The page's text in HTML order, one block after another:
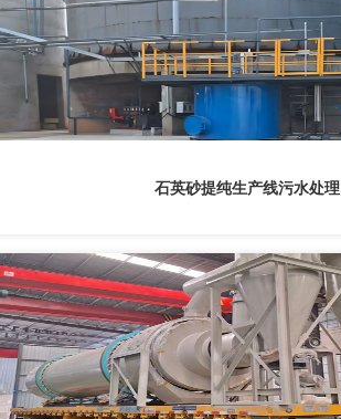
石英砂提纯生产线污水处理